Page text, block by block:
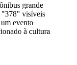
grande
"378" visíveis
evento
à cultura